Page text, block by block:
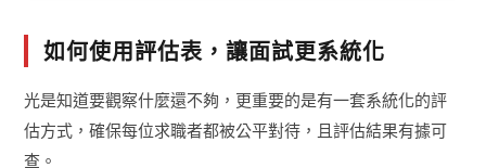
如何使用評估表，讓面試更系統化
光是知道要觀察什麼還不夠，更重要的是有一套系統化的評
估方式，確保每位求職者都被公平對待，且評估結果有據可
查。